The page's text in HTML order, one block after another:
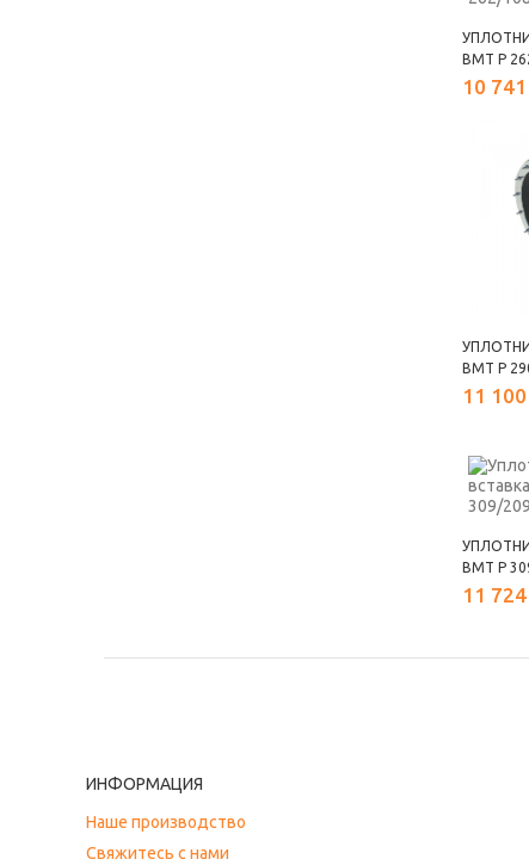
ВМТ Р
10
ВМТ Р
11
ВМТ Р
11
ИНФОРМАЦИЯ
Наше производство
Свяжитесь с нами